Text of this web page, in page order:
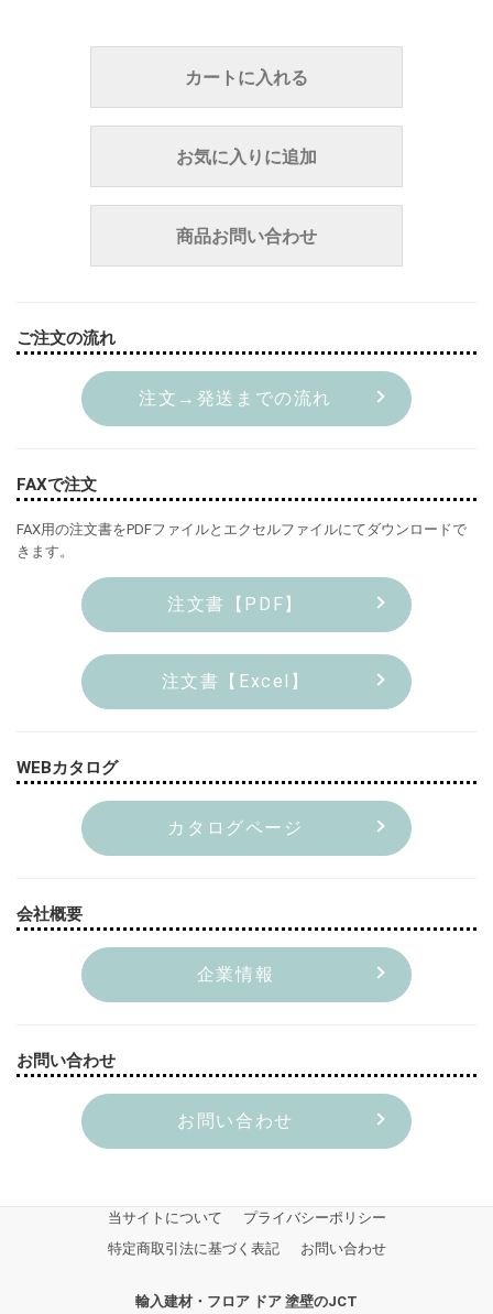
カートに入れる
お気に入りに追加
商品お問い合わせ
ご注文の流れ
注文→発送までの流れ
FAXで注文
FAX用の注文書をPDFファイルとエクセルファイルにてダウンロードで
きます。
注文書【PDF】
注文書【Excel】
WEBカタログ
カタログページ
会社概要
企業情報
お問い合わせ
お問い合わせ
当サイトについて
プライバシーポリシー
特定商取引法に基づく表記
お問い合わせ
輸入建材・フロア ドア 塗壁のJCT